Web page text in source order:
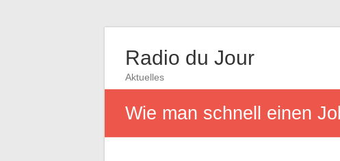
Radio du Jour
Aktuelles
Wie man schnell einen